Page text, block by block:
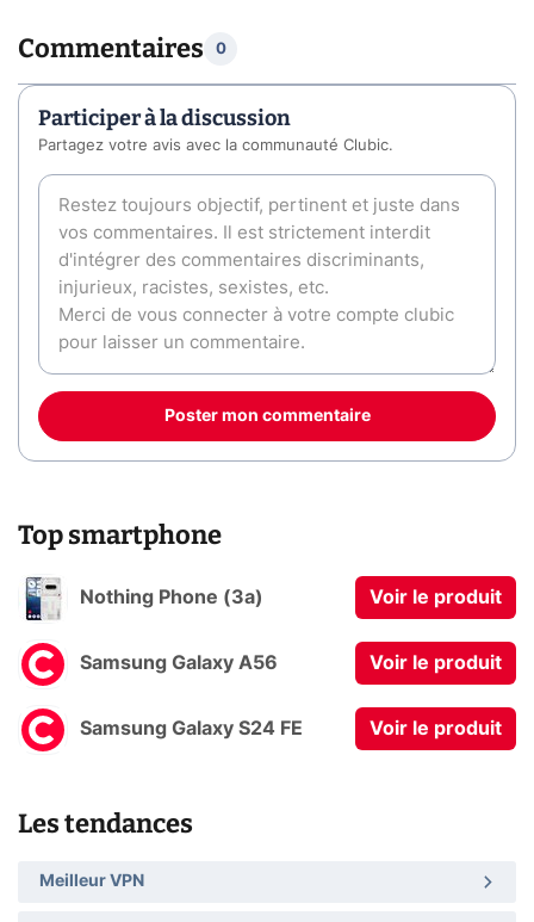
Commentaires 0
Participer à la discussion
Partagez votre avis avec la communauté Clubic.
Poster mon commentaire
Top smartphone
Nothing Phone (3a) Voir le produit
Samsung Galaxy A56 Voir le produit
Samsung Galaxy S24 FE Voir le produit
Les tendances
Meilleur VPN